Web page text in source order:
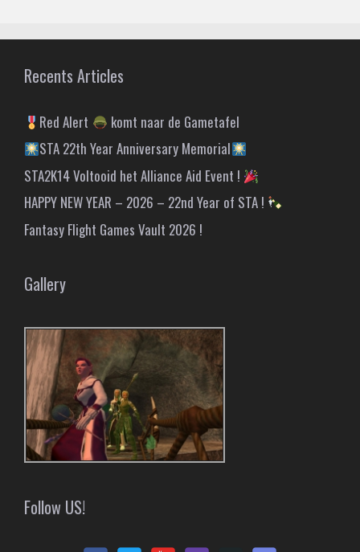
Recents Articles
Red Alert
komt naar de Gametafel
STA 22th Year Anniversary Memorial
STA2K14 Voltooid het Alliance Aid Event !
HAPPY NEW YEAR – 2026 – 22nd Year of STA !
Fantasy Flight Games Vault 2026 !
Gallery
Follow US!